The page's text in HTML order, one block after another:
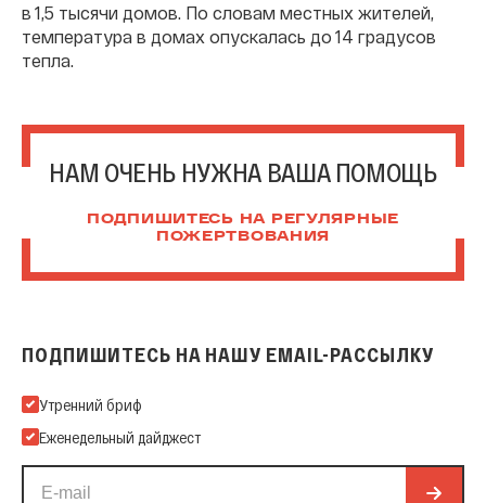
в 1,5 тысячи домов. По словам местных жителей,
температура в домах опускалась до 14 градусов
тепла.
НАМ ОЧЕНЬ НУЖНА ВАША ПОМОЩЬ
ПОДПИШИТЕСЬ НА РЕГУЛЯРНЫЕ
ПОЖЕРТВОВАНИЯ
ПОДПИШИТЕСЬ НА НАШУ EMAIL-РАССЫЛКУ
Подпишитесь на нашу Email-рассылку
Утренний бриф
Еженедельный дайджест